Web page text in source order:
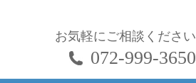
お気軽にご相談ください
072-999-3650